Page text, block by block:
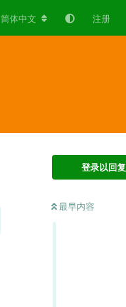
简体中文 注册
登录以回复
最早内容